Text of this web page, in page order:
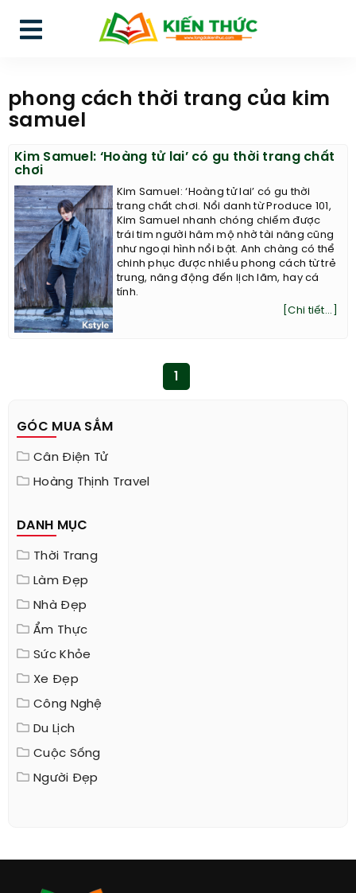
phong cách thời trang của kim
samuel
Kim Samuel: ‘Hoàng tử lai’ có gu thời trang chất
chơi
Kim Samuel: ‘Hoàng tử lai’ có gu thời
trang chất chơi. Nổi danh từ Produce 101,
Kim Samuel nhanh chóng chiếm được
trái tim người hâm mộ nhờ tài năng cũng
như ngoại hình nổi bật. Anh chàng có thể
chinh phục được nhiều phong cách từ trẻ
trung, năng động đến lịch lãm, hay cá
tính.
[Chi tiết...]
GÓC MUA SẮM
Cân Điện Tử
Hoàng Thịnh Travel
DANH MỤC
Thời Trang
Làm Đẹp
Nhà Đẹp
Ẩm Thực
Sức Khỏe
Xe Đẹp
Công Nghệ
Du Lịch
Cuộc Sống
Người Đẹp